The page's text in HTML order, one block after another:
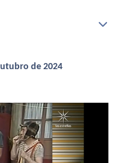
de 2024